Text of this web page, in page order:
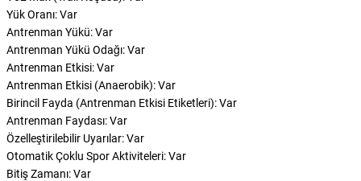
Yük Oranı: Var
Antrenman Yükü: Var
Antrenman Yükü Odağı: Var
Antrenman Etkisi: Var
Antrenman Etkisi (Anaerobik): Var
Birincil Fayda (Antrenman Etkisi Etiketleri): Var
Antrenman Faydası: Var
Özelleştirilebilir Uyarılar: Var
Otomatik Çoklu Spor Aktiviteleri: Var
Bitiş Zamanı: Var